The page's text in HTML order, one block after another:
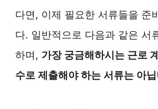
다면, 이제 필요한 서류들을 준
다. 일반적으로 다음과 같은 서
하며, 가장 궁금해하시는 근로
수로 제출해야 하는 서류는 아